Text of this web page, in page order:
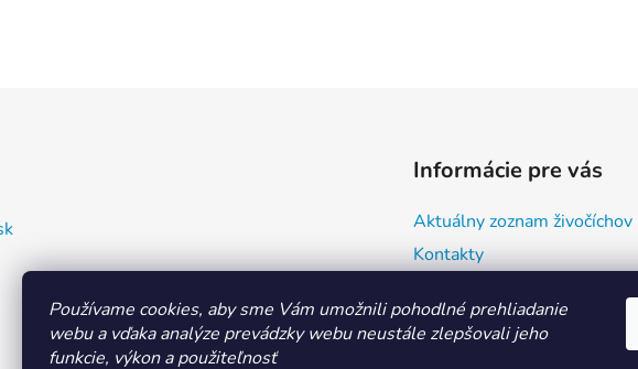
Používame cookies, aby sme Vám umožnili pohodlné prehliadanie
webu a vďaka analýze prevádzky webu neustále zlepšovali jeho
funkcie, výkon a použiteľnosť
Informácie pre vás
Aktuálny zoznam živočíchov
Kontakty
Všeobecné obchodné